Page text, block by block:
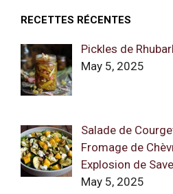
RECETTES RÉCENTES
Pickles de
May 5, 2025
Salade de
Fromage de
Explosion de
May 5, 2025